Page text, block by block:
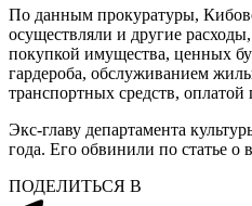
По данным прокуратуры,
осуществляли и другие
покупкой имущества, ценных
гардероба, обслуживанием
транспортных средств, оплатой
Экс-главу департамента
года. Его обвинили по статье о
ПОДЕЛИТЬСЯ В